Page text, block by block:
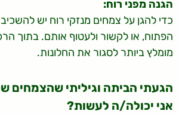
הגנה מפני רוח:
כדי להגן על צמחים מנזקי רוח יש
הפתוח, או לקשור ולעטוף אותם. בתוך
מומלץ ביותר לסגור את החלונות.
הגעתי הביתה וגיליתי שהצמחים
אני יכולה/ה לעשות?